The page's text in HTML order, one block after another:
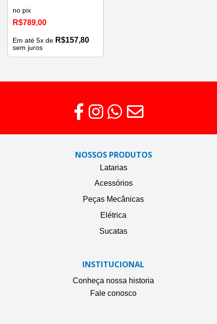
no pix
R$789,00
Em até 5x de R$157,80
sem juros
NOSSOS PRODUTOS
Latarias
Acessórios
Peças Mecânicas
Elétrica
Sucatas
INSTITUCIONAL
Conheça nossa historia
Fale conosco